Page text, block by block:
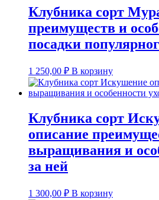
Клубника сорт
преимуществ и
посадки
1 250,00 ₽ В корзину
Клубника сорт
описание
выращивания и
за ней
1 300,00 ₽ В корзину